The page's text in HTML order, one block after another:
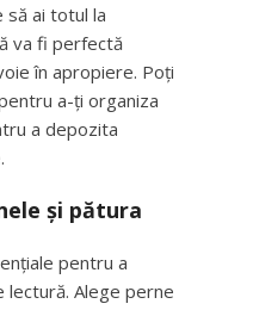
să ai totul la
va fi perfectă
în apropiere. Poți
a-ți organiza
a depozita
și pătura
pentru a
lectură. Alege perne